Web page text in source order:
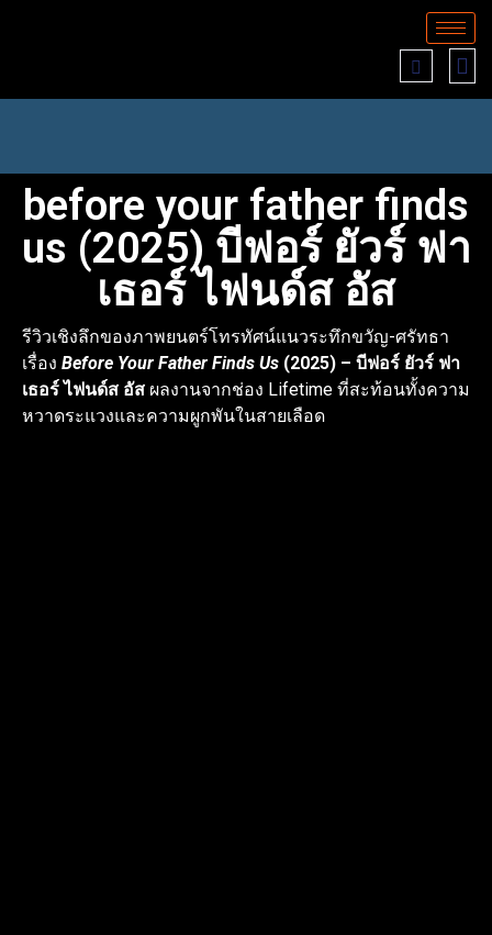
before your father finds
us (2025) บีฟอร์ ยัวร์ ฟา
เธอร์ ไฟนด์ส อัส
รีวิวเชิงลึกของภาพยนตร์โทรทัศน์แนวระทึกขวัญ-ศรัทธา
เรื่อง Before Your Father Finds Us (2025) – บีฟอร์ ยัวร์ ฟา
เธอร์ ไฟนด์ส อัส ผลงานจากช่อง Lifetime ที่สะท้อนทั้งความ
หวาดระแวงและความผูกพันในสายเลือด